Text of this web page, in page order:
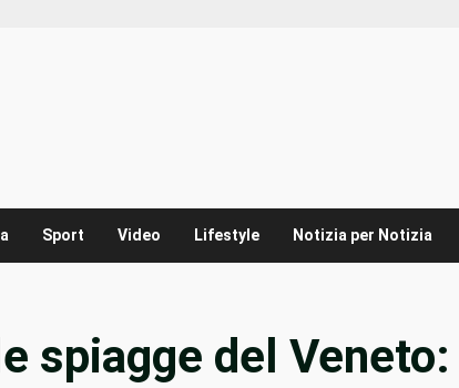
Sport Video Lifestyle Notizia per Notizia
spiagge del Veneto: